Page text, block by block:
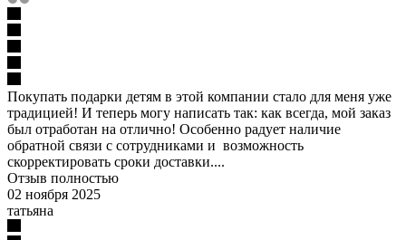
Покупать подарки детям в этой компании стало для меня уже
традицией! И теперь могу написать так: как всегда, мой заказ
был отработан на отлично! Особенно радует наличие
обратной связи с сотрудниками и возможность
скорректировать сроки доставки....
Отзыв полностью
02 ноября 2025
татьяна